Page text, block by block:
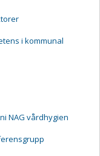
i kommunal
NAG vårdhygien